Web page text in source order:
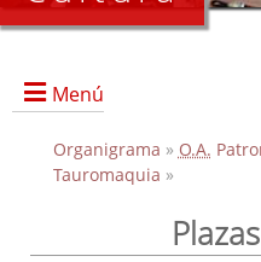
Menú
Convocatoria de
Organigrama » O.A.
Tauromaquia »